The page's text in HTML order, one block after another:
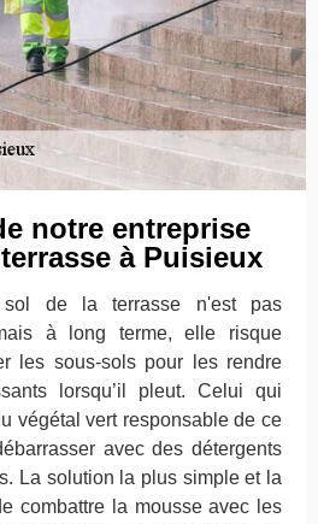
notre entreprise
à Puisieux
de la terrasse n'est pas
à long terme, elle risque
les sous-sols pour les rendre
lorsqu’il pleut. Celui qui
végétal vert responsable de ce
avec des détergents
La solution la plus simple et la
combattre la mousse avec les